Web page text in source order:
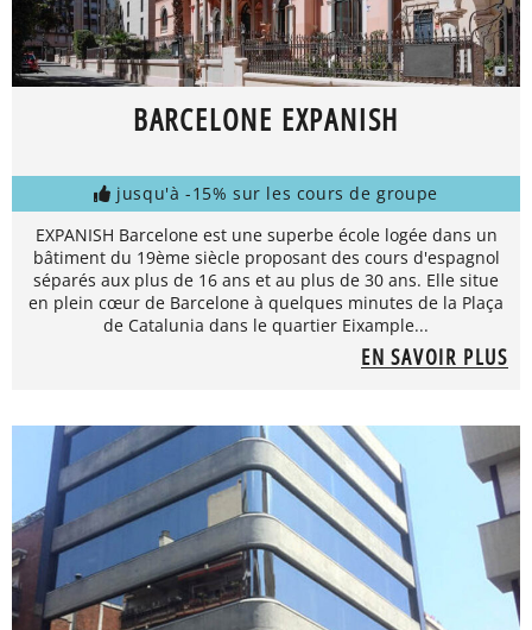
BARCELONE EXPANISH
jusqu'à -15% sur les cours de groupe
EXPANISH Barcelone est une superbe école logée dans un
bâtiment du 19ème siècle proposant des cours d'espagnol
séparés aux plus de 16 ans et au plus de 30 ans. Elle situe
en plein cœur de Barcelone à quelques minutes de la Plaça
de Catalunia dans le quartier Eixample...
EN SAVOIR PLUS